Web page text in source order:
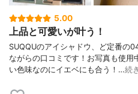
5.00
上品と可愛いが叶う！
SUQQUのアイシャドウ、ど定番の
ながらの口コミです！お写真も使
い色味なのにイエベにも合う！…続